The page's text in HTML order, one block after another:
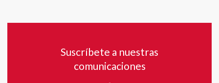
Suscríbete a nuestras
comunicaciones